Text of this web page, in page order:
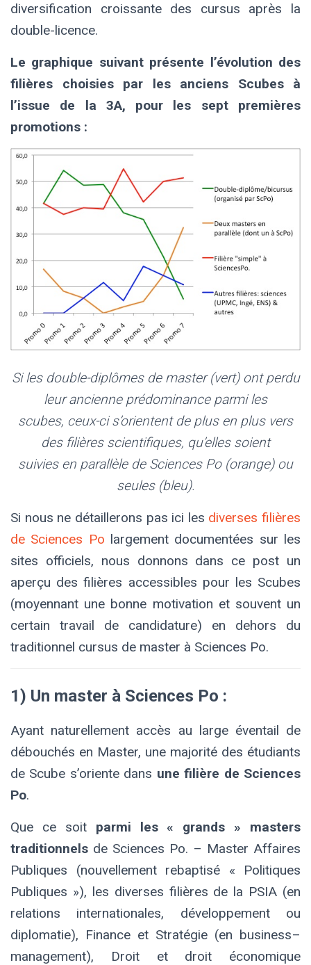
diversification croissante des cursus après la
double-licence.
Le graphique suivant présente l’évolution des
filières choisies par les anciens Scubes à
l’issue de la 3A, pour les sept premières
promotions :
Si les double-diplômes de master (vert) ont perdu
leur ancienne prédominance parmi les
scubes, ceux-ci s’orientent de plus en plus vers
des filières scientifiques, qu’elles soient
suivies en parallèle de Sciences Po (orange) ou
seules (bleu).
Si nous ne détaillerons pas ici les diverses filières
de Sciences Po largement documentées sur les
sites officiels, nous donnons dans ce post un
aperçu des filières accessibles pour les Scubes
(moyennant une bonne motivation et souvent un
certain travail de candidature) en dehors du
traditionnel cursus de master à Sciences Po.
1) Un master à Sciences Po :
Ayant naturellement accès au large éventail de
débouchés en Master, une majorité des étudiants
de Scube s’oriente dans une filière de Sciences
Po.
Que ce soit parmi les « grands » masters
traditionnels de Sciences Po. – Master Affaires
Publiques (nouvellement rebaptisé « Politiques
Publiques »), les diverses filières de la PSIA (en
relations internationales, développement ou
diplomatie), Finance et Stratégie (en business–
management), Droit et droit économique